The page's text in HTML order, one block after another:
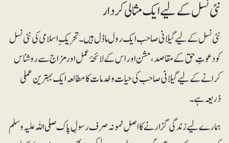
نئی نسل کے لیے ایک مثالی کردار
نئی نسل کے لیے گیلانی صاحب ایک رول ماڈل ہیں۔ تحریک ِ اسلامی کی نئی نسل
کو دعوتِ حق کے مقاصد، مشن اور اس کے لائحۂ عمل اور مزاج سے روشناس
کرانے کے لیے گیلانی صاحب کی حیات و خدمات کا مطالعہ ایک بہترین عملی
ذریعہ ہے۔
ہمارے لیے زندگی گزارنے کا اصل نمونہ صرف رسولِ پاک صلی اللہ علیہ وسلم